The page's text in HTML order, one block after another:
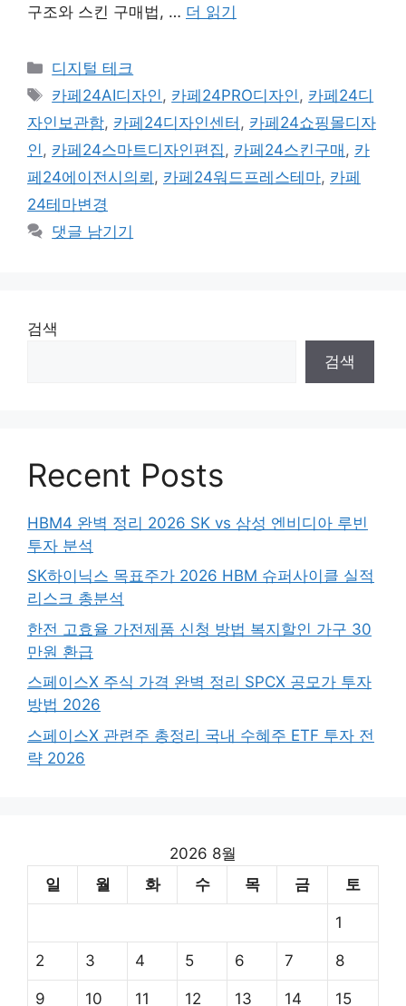
구조와 스킨 구매법, … 더 읽기
카
테
고
리
디지털 테크
태
그
카페24AI디자인 , 카페24PRO디자인 , 카페24디
자인보관함, 카페24디자인센터 , 카페24쇼핑몰디자
인 , 카페24스마트디자인편집 , 카페24스킨구매 , 카
페24에이전시의뢰 , 카페24워드프레스테마, 카페
24테마변경
댓글 남기기
검색
검색
Recent Posts
HBM4 완벽 정리 2026 SK vs 삼성 엔비디아 루빈
투자 분석
SK하이닉스 목표주가 2026 HBM 슈퍼사이클 실적
리스크 총분석
한전 고효율 가전제품 신청 방법 복지할인 가구 30
만원 환급
스페이스X 주식 가격 완벽 정리 SPCX 공모가 투자
방법 2026
스페이스X 관련주 총정리 국내 수혜주 ETF 투자 전
략 2026
2026 8월
일
월 화 수 목 금 토
1
2 3 4 5 6 7 8
9 10 11 12 13 14 15